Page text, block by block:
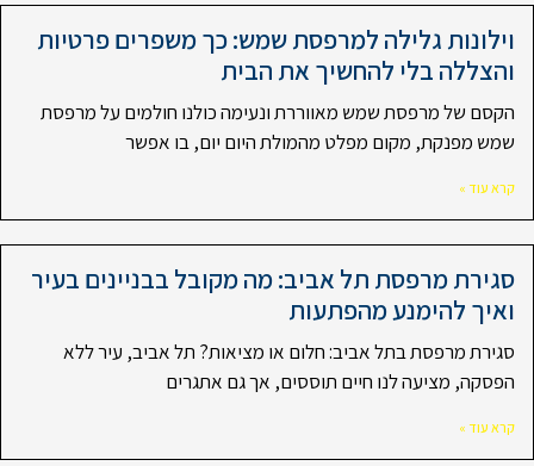
וילונות גלילה למרפסת שמש: כך משפרים פרטיות
והצללה בלי להחשיך את הבית
הקסם של מרפסת שמש מאווררת ונעימה כולנו חולמים על מרפסת
שמש מפנקת, מקום מפלט מהמולת היום יום, בו אפשר
קרא עוד »
סגירת מרפסת תל אביב: מה מקובל בבניינים בעיר
ואיך להימנע מהפתעות
סגירת מרפסת בתל אביב: חלום או מציאות? תל אביב, עיר ללא
הפסקה, מציעה לנו חיים תוססים, אך גם אתגרים
קרא עוד »